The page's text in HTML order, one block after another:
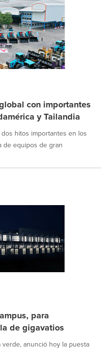
con importantes
y Tailandia
hitos importantes en los
de equipos de gran
para
de gigavatios
anunció hoy la puesta